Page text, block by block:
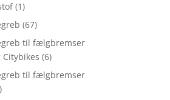
(1)
(67)
til fælgbremser
Citybikes (6)
til fælgbremser